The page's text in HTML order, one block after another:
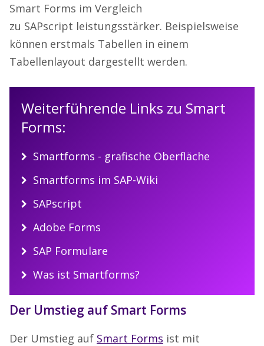
Smart Forms im Vergleich
zu SAPscript leistungsstärker. Beispielsweise
können erstmals Tabellen in einem
Tabellenlayout dargestellt werden.
Weiterführende Links zu Smart
Forms:
Smartforms - grafische Oberfläche
Smartforms im SAP-Wiki
SAPscript
Adobe Forms
SAP Formulare
Was ist Smartforms?
Der Umstieg auf Smart Forms
Der Umstieg auf Smart Forms ist mit